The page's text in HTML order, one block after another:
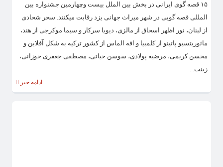
۱۵ قصه گوی ایرانی در بخش بین الملل بیست وچهارمین جشنواره بین
المللی قصه گویی در شهر میراث جهانی یزد رقابت میکنند. سحر شحادی
از لبنان، نور اظهر اسحاق از مالزی، دیویا سرکار و سیما موکرجی از هند،
مائوریتسیو پاتینو از کلمبیا و افه الماس از کشور ترکیه به شکل آفلاین و
محسن کریمی، مرضیه پولادی، سوسن حیاتی، مصطفی جعفری خوزانی،
زینب...
ادامه خبر